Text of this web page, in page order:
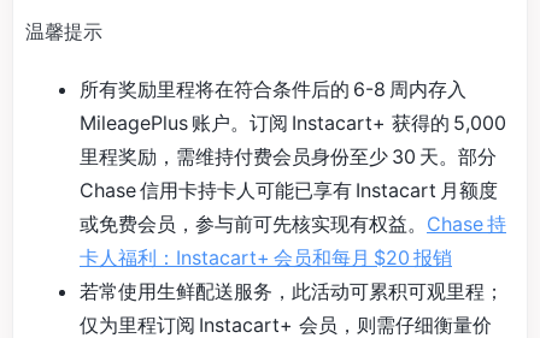
温馨提示
所有奖励里程将在符合条件后的 6-8 周内存入
MileagePlus 账户。订阅 Instacart+ 获得的 5,000
里程奖励，需维持付费会员身份至少 30 天。部分
Chase 信用卡持卡人可能已享有 Instacart 月额度
或免费会员，参与前可先核实现有权益。 Chase 持
卡人福利：Instacart+ 会员和每月 $20 报销
若常使用生鲜配送服务，此活动可累积可观里程；
仅为里程订阅 Instacart+ 会员，则需仔细衡量价